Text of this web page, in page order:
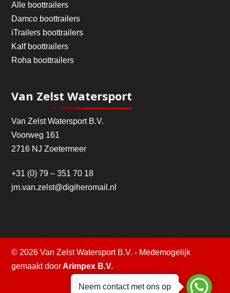
Alle boottrailers
Damco boottrailers
iTrailers boottrailers
Kalf boottrailers
Roha boottrailers
Van Zelst Watersport
Van Zelst Watersport B.V.
Voorweg 161
2716 NJ Zoetermeer
+31 (0) 79 – 351 70 18
jm.van.zelst@digiheromail.nl
© 2026 Van Zelst Watersport B.V. - Medemogelijk
gemaakt doorArimpex B.V.
Neem contact met ons op